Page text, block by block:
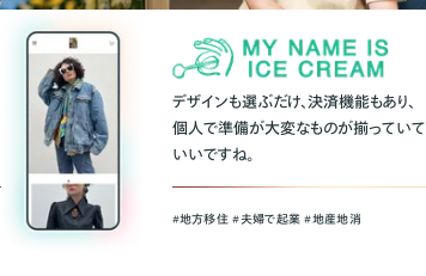
デザインも選ぶだけ、決済機能もあり、
個人で準備が大変なものが揃っていて
いいですね。
#地方移住 #夫婦で起業 #地産地消